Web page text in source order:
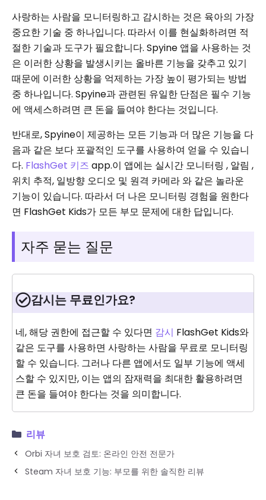
사랑하는 사람을 모니터링하고 감시하는 것은 육아의 가장
중요한 기술 중 하나입니다. 따라서 이를 현실화하려면 적
절한 기술과 도구가 필요합니다. Spyine 앱을 사용하는 것
은 이러한 상황을 발생시키는 올바른 기능을 갖추고 있기
때문에 이러한 상황을 억제하는 가장 높이 평가되는 방법
중 하나입니다. Spyine과 관련된 유일한 단점은 필수 기능
에 액세스하려면 큰 돈을 들여야 한다는 것입니다.
반대로, Spyine이 제공하는 모든 기능과 더 많은 기능을 다
음과 같은 보다 포괄적인 도구를 사용하여 얻을 수 있습니
다. FlashGet 키즈 app.이 앱에는 실시간 모니터링 , 알림 ,
위치 추적, 일방향 오디오 및 원격 카메라 와 같은 놀라운
기능이 있습니다. 따라서 더 나은 모니터링 경험을 원한다
면 FlashGet Kids가 모든 부모 문제에 대한 답입니다.
자주 묻는 질문
감시는 무료인가요?
네, 해당 권한에 접근할 수 있다면 감시 FlashGet Kids와
같은 도구를 사용하면 사랑하는 사람을 무료로 모니터링
할 수 있습니다. 그러나 다른 앱에서도 일부 기능에 액세
스할 수 있지만, 이는 앱의 잠재력을 최대한 활용하려면
큰 돈을 들여야 한다는 것을 의미합니다.
리뷰
Orbi 자녀 보호 검토: 온라인 안전 전문가
Steam 자녀 보호 기능: 부모를 위한 솔직한 리뷰